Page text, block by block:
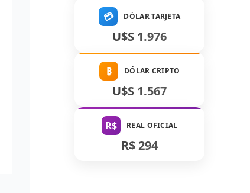
💳 DÓLAR TARJETA
U$S 1.976
₿ DÓLAR CRIPTO
U$S 1.567
R$ REAL OFICIAL
R$ 294